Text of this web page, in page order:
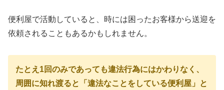
便利屋で活動していると、時には困ったお客様から送迎を
依頼されることもあるかもしれません。
たとえ1回のみであっても違法行為にはかわりなく、
周囲に知れ渡ると「違法なことをしている便利屋」と